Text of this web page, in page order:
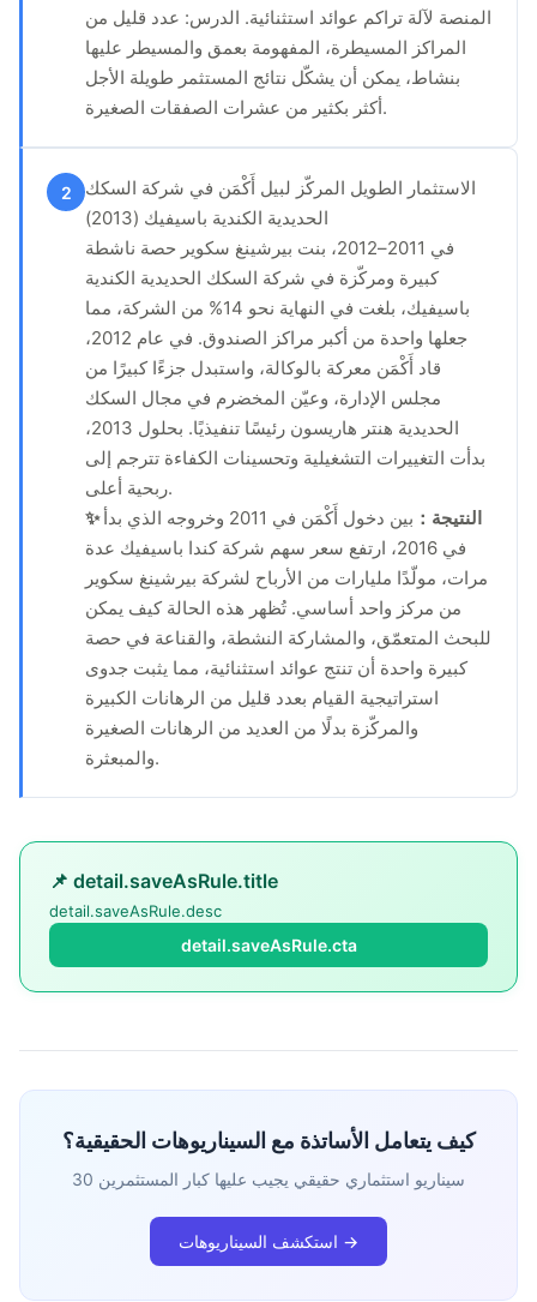
المنصة لآلة تراكم عوائد استثنائية. الدرس: عدد قليل من
المراكز المسيطرة، المفهومة بعمق والمسيطر عليها
بنشاط، يمكن أن يشكّل نتائج المستثمر طويلة الأجل
أكثر بكثير من عشرات الصفقات الصغيرة.
2
الاستثمار الطويل المركّز لبيل أَكْمَن في شركة السكك
الحديدية الكندية باسيفيك (2013)
في 2011–2012، بنت بيرشينغ سكوير حصة ناشطة
كبيرة ومركّزة في شركة السكك الحديدية الكندية
باسيفيك، بلغت في النهاية نحو 14% من الشركة، مما
جعلها واحدة من أكبر مراكز الصندوق. في عام 2012،
قاد أَكْمَن معركة بالوكالة، واستبدل جزءًا كبيرًا من
مجلس الإدارة، وعيّن المخضرم في مجال السكك
الحديدية هنتر هاريسون رئيسًا تنفيذيًا. بحلول 2013،
بدأت التغييرات التشغيلية وتحسينات الكفاءة تترجم إلى
ربحية أعلى.
✨ النتيجة：
بين دخول أَكْمَن في 2011 وخروجه الذي بدأ
في 2016، ارتفع سعر سهم شركة كندا باسيفيك عدة
مرات، مولّدًا مليارات من الأرباح لشركة بيرشينغ سكوير
من مركز واحد أساسي. تُظهر هذه الحالة كيف يمكن
للبحث المتعمّق، والمشاركة النشطة، والقناعة في حصة
كبيرة واحدة أن تنتج عوائد استثنائية، مما يثبت جدوى
استراتيجية القيام بعدد قليل من الرهانات الكبيرة
والمركّزة بدلًا من العديد من الرهانات الصغيرة
والمبعثرة.
📌 detail.saveAsRule.title
detail.saveAsRule.desc
detail.saveAsRule.cta
كيف يتعامل الأساتذة مع السيناريوهات الحقيقية؟
30 سيناريو استثماري حقيقي يجيب عليها كبار المستثمرين
استكشف السيناريوهات →